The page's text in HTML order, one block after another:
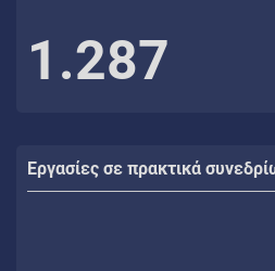
1.287
Εργασίες σε πρακτικά